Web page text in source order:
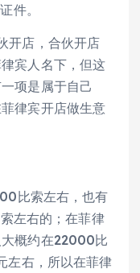
件。
开店，合伙开店
宾人名下，但这
项是属于自己
律宾开店做生意
比索左右，也有
左右的；在菲律
概约在22000比
左右，所以在菲律